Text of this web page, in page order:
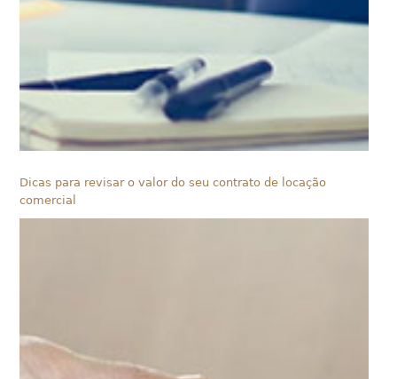
Dicas para revisar o valor do seu contrato de locação
comercial